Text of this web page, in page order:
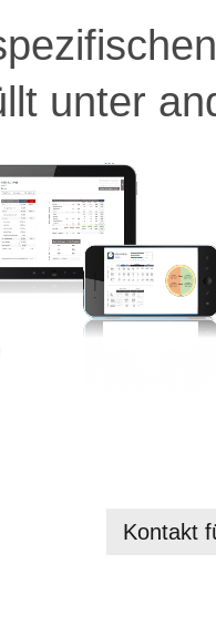
unter
Kontakt